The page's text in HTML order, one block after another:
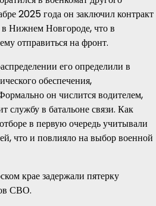
2025 года он заключил контракт
Нижнем Новгороде, что в
отправиться на фронт.
его определили в
обеспечения,
он числится водителем,
службу в батальоне связи. Как
в первую очередь учитывали
что и повлияло на выбор военной
крае задержали пятерку
СВО.